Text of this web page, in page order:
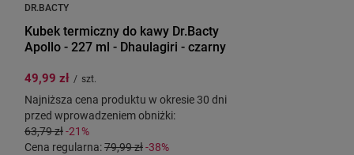
DR.BACTY
Kubek termiczny do kawy Dr.Bacty
Apollo - 227 ml - Dhaulagiri - czarny
49,99 zł / szt.
Najniższa cena produktu w okresie 30 dni
przed wprowadzeniem obniżki:
63,79 zł-21%
Cena regularna:79,99 zł-38%